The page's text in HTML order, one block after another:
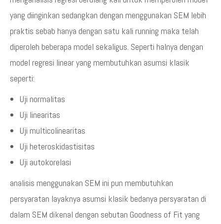
yang diinginkan sedangkan dengan menggunakan SEM lebih
praktis sebab hanya dengan satu kali running maka telah
diperoleh beberapa model sekaligus. Seperti halnya dengan
model regresi linear yang membutuhkan asumsi klasik
seperti:
Uji normalitas
Uji linearitas
Uji multicolinearitas
Uji heteroskidastisitas
Uji autokorelasi
analisis menggunakan SEM ini pun membutuhkan
persyaratan layaknya asumsi klasik bedanya persyaratan di
dalam SEM dikenal dengan sebutan Goodness of Fit yang